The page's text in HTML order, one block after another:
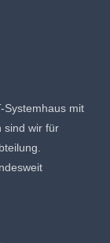
Systemhaus mit
sind wir für